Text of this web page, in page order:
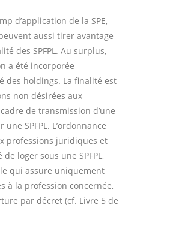
d’application de la SPE,
aussi tirer avantage
des SPFPL. Au surplus,
a été incorporée
des holdings. La finalité est
non désirées aux
de transmission d’une
SPFPL. L’ordonnance
professions juridiques et
loger sous une SPFPL,
qui assure uniquement
à la profession concernée,
par décret (cf. Livre 5 de